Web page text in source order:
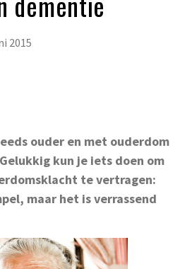
2015
ouder en met ouderdom
kun je iets doen om
te vertragen:
maar het is verrassend